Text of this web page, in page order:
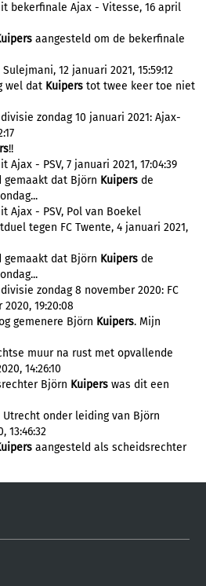
bekerfinale Ajax - Vitesse, 16 april
aangesteld om de bekerfinale
12 januari 2021, 15:59:12
wel dat Kuipers tot twee keer toe niet
zondag 10 januari 2021: Ajax-
!!
Ajax - PSV, 7 januari 2021, 17:04:39
gemaakt dat Björn Kuipers de
Ajax - PSV, Pol van Boekel
tegen FC Twente, 4 januari 2021,
gemaakt dat Björn Kuipers de
zondag 8 november 2020: FC
19:20:08
gemenere Björn Kuipers. Mijn
muur na rust met opvallende
14:26:10
Björn Kuipers was dit een
Utrecht onder leiding van Björn
13:46:32
aangesteld als scheidsrechter